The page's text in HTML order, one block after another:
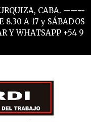
CABA. ------
8.30 A 17 y SÁBADOS
Y WHATSAPP +54 9